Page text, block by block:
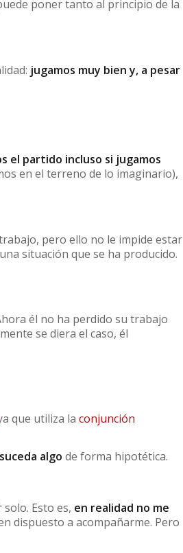
poner tanto al principio de la
jugamos muy bien y, a pesar
el partido incluso si jugamos
en el terreno de lo imaginario),
pero ello no le impide estar
situación que se ha producido.
él no ha perdido su trabajo
se diera el caso, él
que utiliza la conjunción
algo de forma hipotética.
Esto es, en realidad no me
dispuesto a acompañarme. Pero